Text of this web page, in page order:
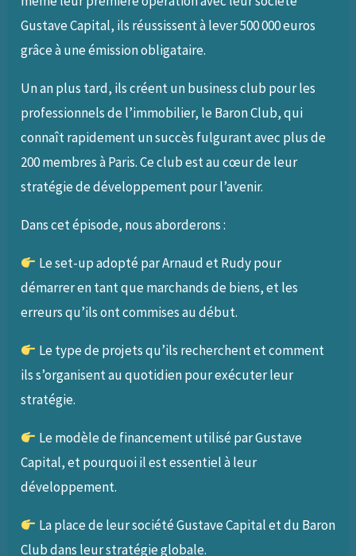
Gustave Capital, ils réussissent à lever 500 000 euros
grâce à une émission obligataire.
Un an plus tard, ils créent un business club pour les
professionnels de l’immobilier, le Baron Club, qui
connaît rapidement un succès fulgurant avec plus de
200 membres à Paris. Ce club est au cœur de leur
stratégie de développement pour l’avenir.
Dans cet épisode, nous aborderons :
Le set-up adopté par Arnaud et Rudy pour
démarrer en tant que marchands de biens, et les
erreurs qu’ils ont commises au début.
Le type de projets qu’ils recherchent et comment
ils s’organisent au quotidien pour exécuter leur
stratégie.
Le modèle de financement utilisé par Gustave
Capital, et pourquoi il est essentiel à leur
développement.
La place de leur société Gustave Capital et du Baron
Club dans leur stratégie globale.